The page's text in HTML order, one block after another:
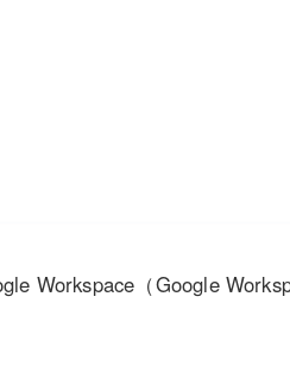
Workspace（Google